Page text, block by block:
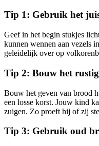
Tip 1: Gebruik het
Geef in het begin stukjes
kunnen wennen aan vezels
geleidelijk over op
Tip 2: Bouw het
Bouw het geven van brood
een losse korst. Jouw kind
zuigen. Zo proeft hij of zij
Tip 3: Gebruik oud